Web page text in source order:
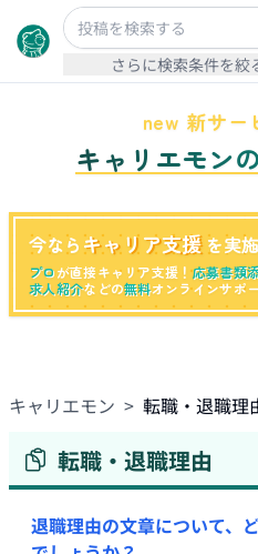
さらに検索条件を絞
new 新サー
キャリエモン
今なら キャリア支援 を実
プロが直接キャリア支援！応募書類
求人紹介などの無料オンラインサポ
キャリエモン > 転職・退職理
転職・退職理由
退職理由の文章について、